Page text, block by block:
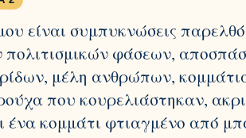
είναι συμπυκνώσεις
φάσεων,
μέλη ανθρώπων,
που κουρελιάστηκαν,
ένα κομμάτι φτιαγμένο από